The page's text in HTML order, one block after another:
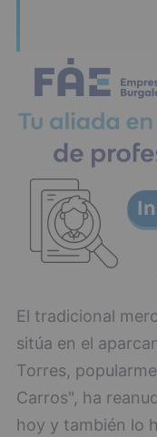
El tradicional
sitúa en el
Torres,
Carros", ha
hoy y también lo